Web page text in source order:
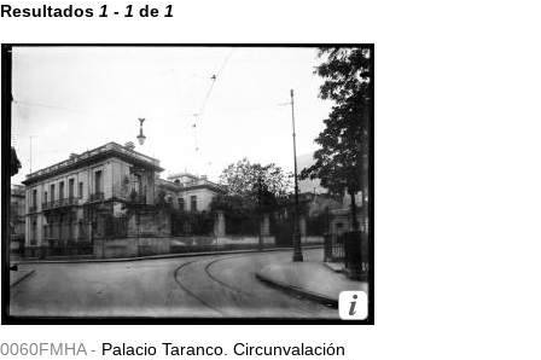
Resultados 1 - 1 de 1
0060FMHA - Palacio Taranco. Circunvalación